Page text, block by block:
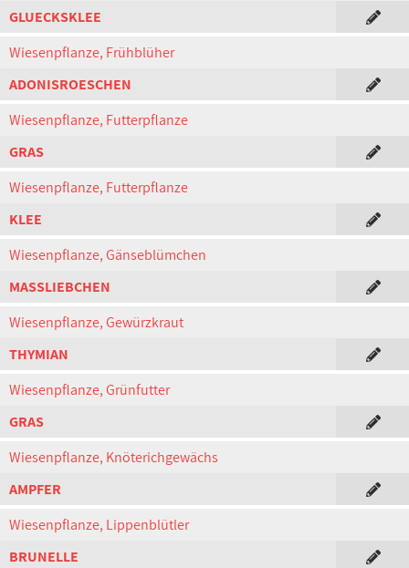
GLUECKSKLEE
Wiesenpflanze, Frühblüher
ADONISROESCHEN
Wiesenpflanze, Futterpflanze
GRAS
Wiesenpflanze, Futterpflanze
KLEE
Wiesenpflanze, Gänseblümchen
MASSLIEBCHEN
Wiesenpflanze, Gewürzkraut
THYMIAN
Wiesenpflanze, Grünfutter
GRAS
Wiesenpflanze, Knöterichgewächs
AMPFER
Wiesenpflanze, Lippenblütler
BRUNELLE